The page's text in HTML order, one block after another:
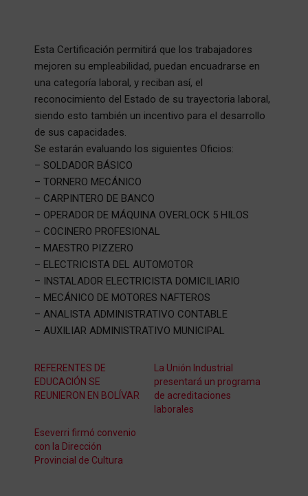
Esta Certificación permitirá que los trabajadores
mejoren su empleabilidad, puedan encuadrarse en
una categoría laboral, y reciban así, el
reconocimiento del Estado de su trayectoria laboral,
siendo esto también un incentivo para el desarrollo
de sus capacidades.
Se estarán evaluando los siguientes Oficios:
– SOLDADOR BÁSICO
– TORNERO MECÁNICO
– CARPINTERO DE BANCO
– OPERADOR DE MÁQUINA OVERLOCK 5 HILOS
– COCINERO PROFESIONAL
– MAESTRO PIZZERO
– ELECTRICISTA DEL AUTOMOTOR
– INSTALADOR ELECTRICISTA DOMICILIARIO
– MECÁNICO DE MOTORES NAFTEROS
– ANALISTA ADMINISTRATIVO CONTABLE
– AUXILIAR ADMINISTRATIVO MUNICIPAL
REFERENTES DE
EDUCACIÓN SE
REUNIERON EN BOLÍVAR
La Unión Industrial
presentará un programa
de acreditaciones
laborales
Eseverri firmó convenio
con la Dirección
Provincial de Cultura